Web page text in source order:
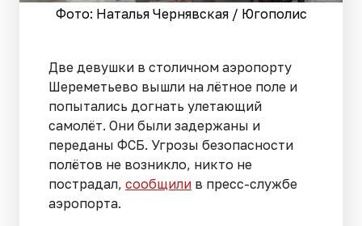
Фото: Наталья Чернявская / Югополис
Две девушки в столичном аэропорту
Шереметьево вышли на лётное поле и
попытались догнать улетающий
самолёт. Они были задержаны и
переданы ФСБ. Угрозы безопасности
полётов не возникло, никто не
пострадал, сообщили в пресс-службе
аэропорта.